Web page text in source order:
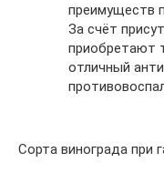
преимуществ
За счёт
приобретают
отличный
Сорта винограда при